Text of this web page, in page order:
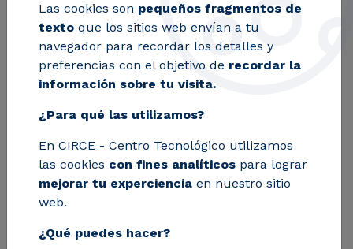
La transición
energética en el
transporte: movilidad
sostenible y vehículo
eléctrico
Este curso presenta la oportunidad para
están redefiniendo el futuro del
Las cookies son pequeños fragmentos de
texto que los sitios web envían a tu
navegador para recordar los detalles y
preferencias con el objetivo de recordar la
información sobre tu visita.
¿Para qué las utilizamos?
En CIRCE - Centro Tecnológico utilizamos
las cookies con fines analíticos para lograr
mejorar tu experciencia en nuestro sitio
web.
¿Qué puedes hacer?